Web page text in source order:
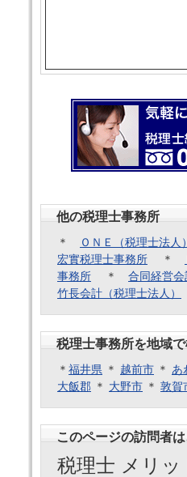
他の税理士事務所
＊ ＯＮＥ（税理士法人）
宏實税理士事務所 ＊
事務所 ＊ 合同経営会
竹長会計（税理士法人）
税理士事務所を地域
＊ 福井県 ＊ 越前市 ＊ あ
大飯郡 ＊ 大野市 ＊ 敦賀
このページの訪問者
税理士 メリッ